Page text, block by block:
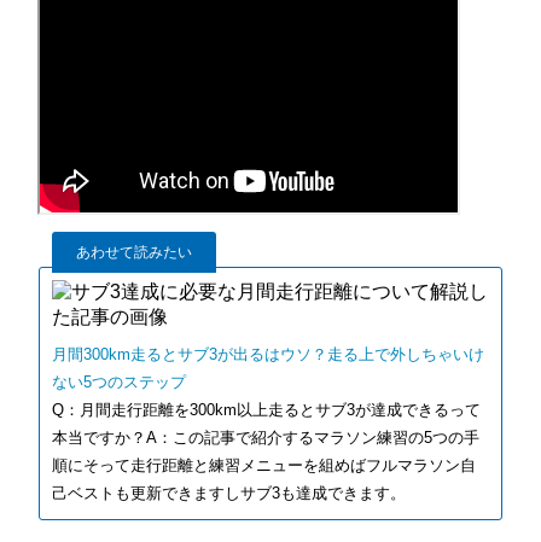
あわせて読みたい
月間300km走るとサブ3が出るはウソ？走る上で外しちゃいけ
ない5つのステップ
Q：月間走行距離を300km以上走るとサブ3が達成できるって
本当ですか？A：この記事で紹介するマラソン練習の5つの手
順にそって走行距離と練習メニューを組めばフルマラソン自
己ベストも更新できますしサブ3も達成できます。